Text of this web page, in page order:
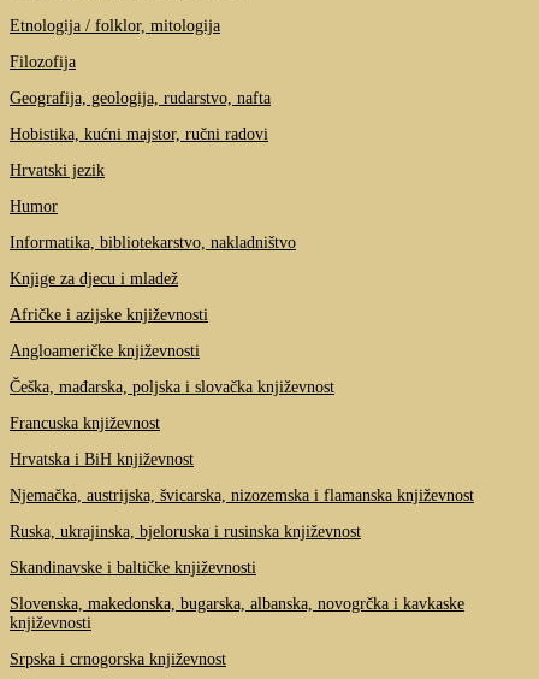
Etnologija / folklor, mitologija
Filozofija
Geografija, geologija, rudarstvo, nafta
Hobistika, kućni majstor, ručni radovi
Hrvatski jezik
Humor
Informatika, bibliotekarstvo, nakladništvo
Knjige za djecu i mladež
Afričke i azijske književnosti
Angloameričke književnosti
Češka, mađarska, poljska i slovačka književnost
Francuska književnost
Hrvatska i BiH književnost
Njemačka, austrijska, švicarska, nizozemska i flamanska književnost
Ruska, ukrajinska, bjeloruska i rusinska književnost
Skandinavske i baltičke književnosti
Slovenska, makedonska, bugarska, albanska, novogrčka i kavkaske
književnosti
Srpska i crnogorska književnost